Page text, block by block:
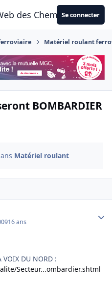
des CheminotsSe connecter
Matériel roulant
BOMBARDIER
Matériel roulant
16 ans
DU NORD :
Secteur...ombardier.shtml